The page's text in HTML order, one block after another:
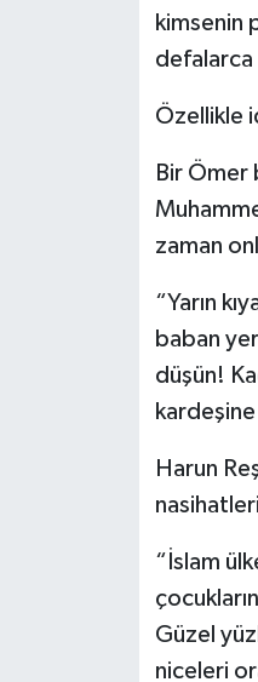
kimsenin
defalarca
Özellikle
Bir Ömer
zaman
“Yarın
baban
düşün!
Harun
“İslam
Güzel
niceleri